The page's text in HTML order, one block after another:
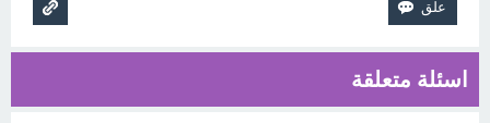
اسئلة متعلقة